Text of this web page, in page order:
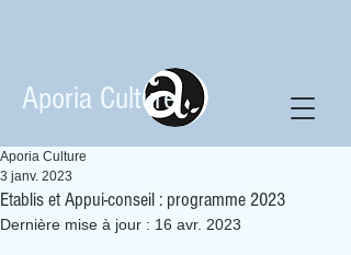
Aporia Culture
Etablis et Appui-conseil : programme 2023
Aporia Culture
3 janv. 2023
Dernière mise à jour : 16 avr. 2023